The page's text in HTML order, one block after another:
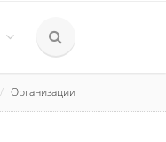
Организации